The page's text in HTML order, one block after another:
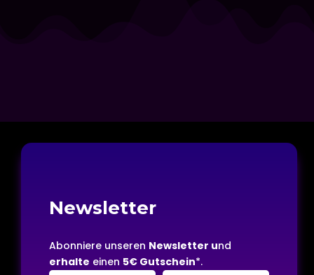
Newsletter
Abonniere unseren Newsletter und
erhalte einen 5€ Gutschein*.